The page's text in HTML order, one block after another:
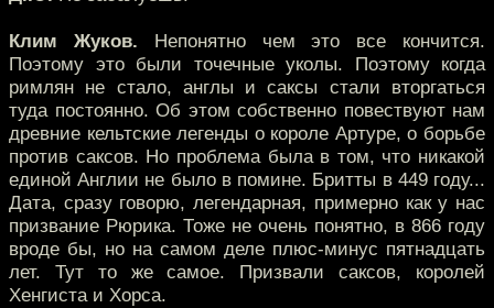
Клим Жуков. Непонятно чем это все кончится.
Поэтому это были точечные уколы. Поэтому когда
римлян не стало, англы и саксы стали вторгаться
туда постоянно. Об этом собственно повествуют нам
древние кельтские легенды о короле Артуре, о борьбе
против саксов. Но проблема была в том, что никакой
единой Англии не было в помине. Бритты в 449 году...
Дата, сразу говорю, легендарная, примерно как у нас
призвание Рюрика. Тоже не очень понятно, в 866 году
вроде бы, но на самом деле плюс-минус пятнадцать
лет. Тут то же самое. Призвали саксов, королей
Хенгиста и Хорса.